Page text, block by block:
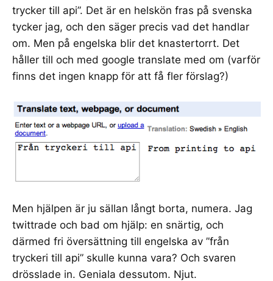
trycker till api”. Det är en helskön fras på svenska
tycker jag, och den säger precis vad det handlar
om. Men på engelska blir det knastertorrt. Det
håller till och med google translate med om (varför
finns det ingen knapp för att få fler förslag?)
Men hjälpen är ju sällan långt borta, numera. Jag
twittrade och bad om hjälp: en snärtig, och
därmed fri översättning till engelska av ”från
tryckeri till api” skulle kunna vara? Och svaren
drösslade in. Geniala dessutom. Njut.